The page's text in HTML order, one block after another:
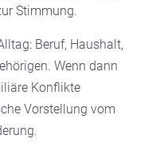
Stimmung.
Beruf, Haushalt,
Wenn dann
Konflikte
Vorstellung vom